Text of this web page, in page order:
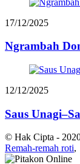
17/12/2025
Ngrambah
12/12/2025
Saus
© Hak Cipta -
Remah-remah roti,